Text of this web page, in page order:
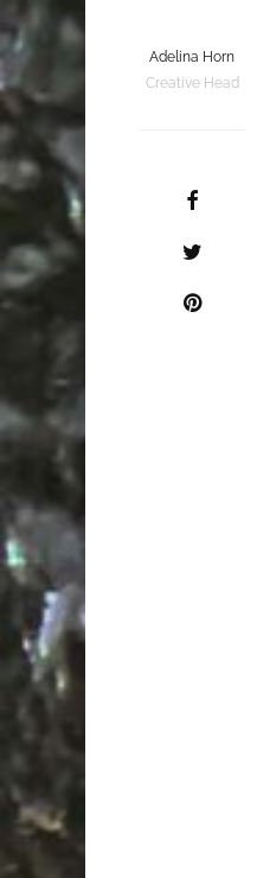
Adelina Horn
Creative Head